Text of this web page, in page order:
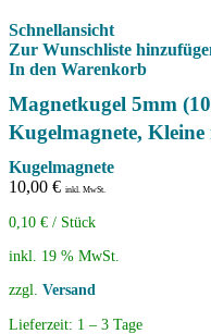
Schnellansicht
Zur Wunschliste
In den Warenkorb
Magnetkugel 5mm
Kugelmagnete, Kleine
Kugelmagnete
10,00 € inkl. MwSt.
0,10 € / Stück
inkl. 19 % MwSt.
zzgl. Versand
Lieferzeit: 1 – 3 Tage